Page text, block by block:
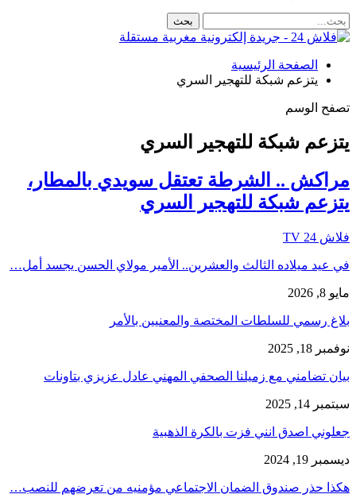
الصفحة الرئيسية
يتزعم شبكة للتهجير السري
تصفح الوسم
يتزعم شبكة للتهجير السري
مراكش .. الشرطة تعتقل سويدي بالمطار،
يتزعم شبكة للتهجير السري
فلاش 24 TV
في عيد ميلاده الثالث والعشرين.. الأمير مولاي الحسن يجسد أمل…
مايو 8, 2026
بلاغ رسمي للسلطات المختصة والمعنيين بالأمر
نوفمبر 18, 2025
بيان تضامني مع زميلنا الصحفي المهني عادل عزيزي بتاونات
سبتمبر 14, 2025
جعلوني اصدق انني فزت بالكرة الذهبية
ديسمبر 19, 2024
هكذا حذر صندوق الضمان الاجتماعي مؤمنيه من تعرضهم للنصب…